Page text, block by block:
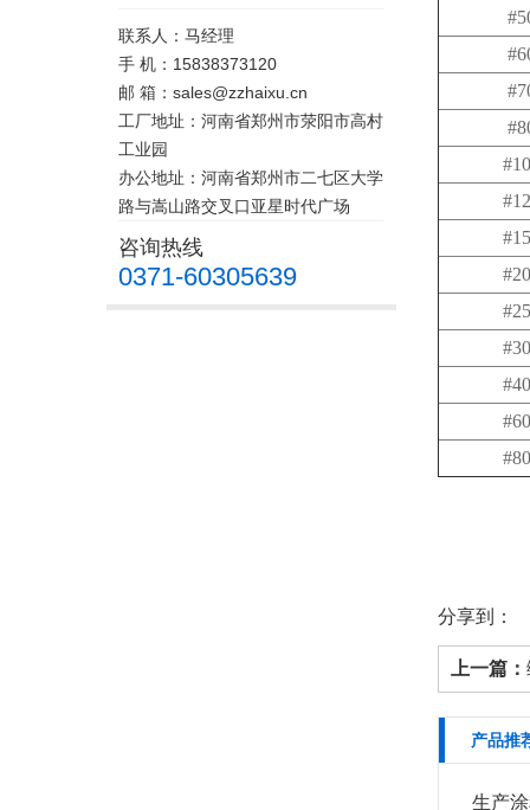
联系人：马经理
手 机：15838373120
邮 箱：sales@zzhaixu.cn
工厂地址：河南省郑州市荥阳市高村
工业园
办公地址：河南省郑州市二七区大学
路与嵩山路交叉口亚星时代广场
咨询热线
0371-60305639
分享到：
上一篇：
产品推
生产